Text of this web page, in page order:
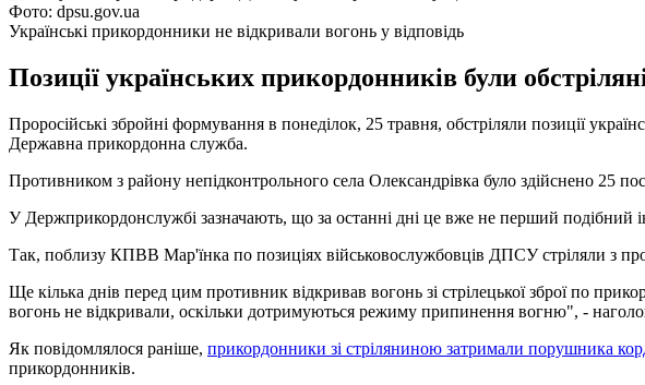
Фото: dpsu.gov.ua
Українські прикордонники не відкривали вогонь у відповідь
Позиції українських прикордонників були
Проросійські збройні формування в понеділок, 25 травня, обстріляли позиції
Державна прикордонна служба.
Противником з району непідконтрольного села Олександрівка було здійснено 25
У Держприкордонслужбі зазначають, що за останні дні це вже не перший подібний
Так, поблизу КПВВ Мар'їнка по позиціях військовослужбовців ДПСУ стріляли з
Ще кілька днів перед цим противник відкривав вогонь зі стрілецької зброї по
вогонь не відкривали, оскільки дотримуються режиму припинення вогню", -
Як повідомлялося раніше, прикордонники зі стріляниною затримали порушника
прикордонників.